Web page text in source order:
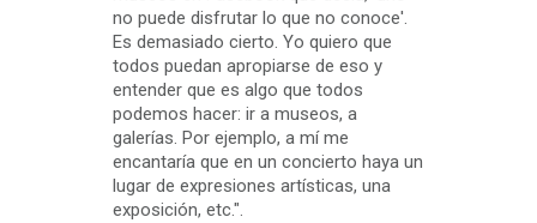
no puede disfrutar lo que no conoce'.
Es demasiado cierto. Yo quiero que
todos puedan apropiarse de eso y
entender que es algo que todos
podemos hacer: ir a museos, a
galerías. Por ejemplo, a mí me
encantaría que en un concierto haya un
lugar de expresiones artísticas, una
exposición, etc.".